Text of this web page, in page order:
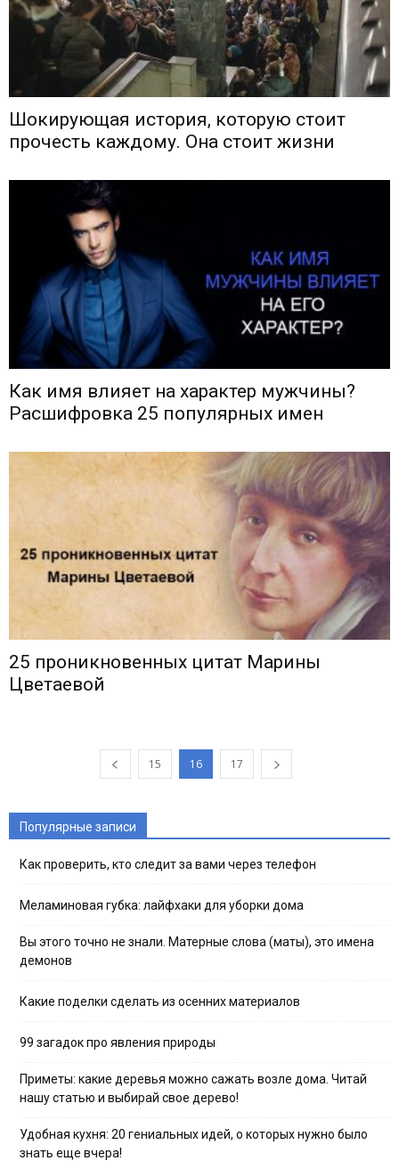
Шокирующая история, которую стоит
прочесть каждому. Она стоит жизни
Как имя влияет на характер мужчины?
Расшифровка 25 популярных имен
25 проникновенных цитат Марины
Цветаевой
15 16 17
Популярные записи
Как проверить, кто следит за вами через телефон
Меламиновая губка: лайфхаки для уборки дома
Вы этого точно не знали. Матерные слова (маты), это имена
демонов
Какие поделки сделать из осенних материалов
99 загадок про явления природы
Приметы: какие деревья можно сажать возле дома. Читай
нашу статью и выбирай свое дерево!
Удобная кухня: 20 гениальных идей, о которых нужно было
знать еще вчера!